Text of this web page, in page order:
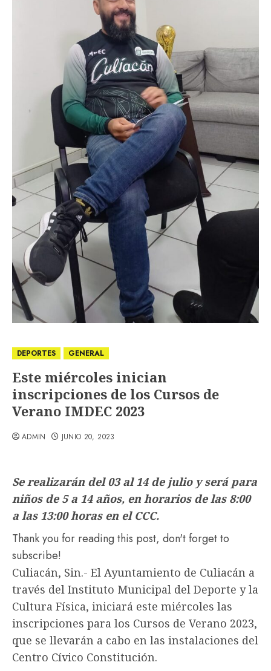
DEPORTES GENERAL
Este miércoles inician
inscripciones de los Cursos de
Verano IMDEC 2023
ADMIN JUNIO 20, 2023
Se realizarán del 03 al 14 de julio y será para
niños de 5 a 14 años, en horarios de las 8:00
a las 13:00 horas en el CCC.
Thank you for reading this post, don't forget to
subscribe!
Culiacán, Sin.- El Ayuntamiento de Culiacán a
través del Instituto Municipal del Deporte y la
Cultura Física, iniciará este miércoles las
inscripciones para los Cursos de Verano 2023,
que se llevarán a cabo en las instalaciones del
Centro Cívico Constitución.